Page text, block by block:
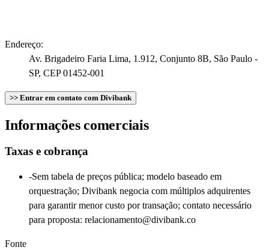
Endereço:
Av. Brigadeiro Faria Lima, 1.912, Conjunto 8B, São Paulo -
SP, CEP 01452-001
>> Entrar em contato com Divibank
Informações comerciais
Taxas e cobrança
-Sem tabela de preços pública; modelo baseado em
orquestração; Divibank negocia com múltiplos adquirentes
para garantir menor custo por transação; contato necessário
para proposta: relacionamento@divibank.co
Fonte